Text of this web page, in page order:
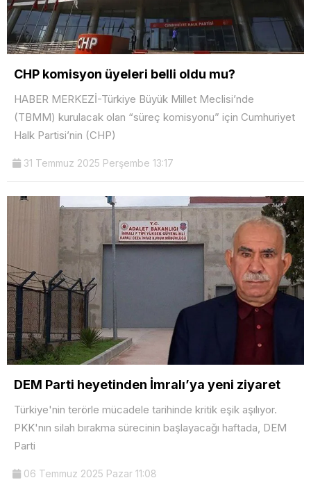
CHP komisyon üyeleri belli oldu mu?
HABER MERKEZİ-Türkiye Büyük Millet Meclisi’nde
(TBMM) kurulacak olan “süreç komisyonu” için Cumhuriyet
Halk Partisi’nin (CHP)
31 Temmuz 2025 Perşembe 13:17
DEM Parti heyetinden İmralı’ya yeni ziyaret
Türkiye'nin terörle mücadele tarihinde kritik eşik aşılıyor.
PKK'nın silah bırakma sürecinin başlayacağı haftada, DEM
Parti
06 Temmuz 2025 Pazar 11:08